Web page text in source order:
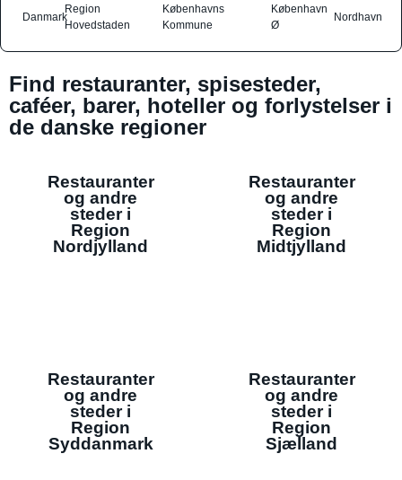
Danmark
Region
Hovedstaden
Københavns
Kommune
København
Ø
Nordhavn
Find restauranter, spisesteder,
caféer, barer, hoteller og forlystelser i
de danske regioner
Restauranter
og andre
steder i
Region
Nordjylland
Restauranter
og andre
steder i
Region
Midtjylland
Restauranter
og andre
steder i
Region
Syddanmark
Restauranter
og andre
steder i
Region
Sjælland